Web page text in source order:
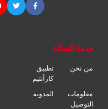
خدمة العملاء
من نحن
تطبيق
كارأنتيم
معلومات
التوصيل
المدونة